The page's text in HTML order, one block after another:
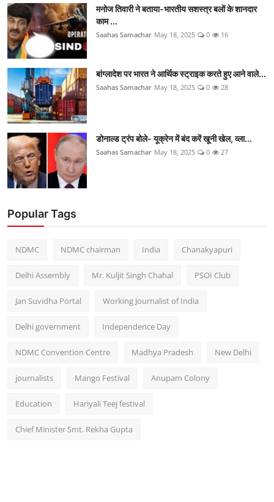
मनोज तिवारी ने बताया-भारतीय सशस्त्र बलों के शानदार
काम ...
Saahas Samachar May 18, 2025 0 16
बांग्लादेश पर भारत ने आर्थिक स्ट्राइक करते हुए आने वाले...
Saahas Samachar May 18, 2025 0 28
डोनाल्ड ट्रंप बोले- यूक्रेन में बंद करें खूनी खेल, व्ला...
Saahas Samachar May 18, 2025 0 27
Popular Tags
NDMC NDMC chairman India Chanakyapuri
Delhi Assembly Mr. Kuljit Singh Chahal PSOI Club
Jan Suvidha Portal Working Journalist of India
Delhi government Independence Day
NDMC Convention Centre Madhya Pradesh New Delhi
journalists Mango Festival Anupam Colony
Education Hariyali Teej festival
Chief Minister Smt. Rekha Gupta